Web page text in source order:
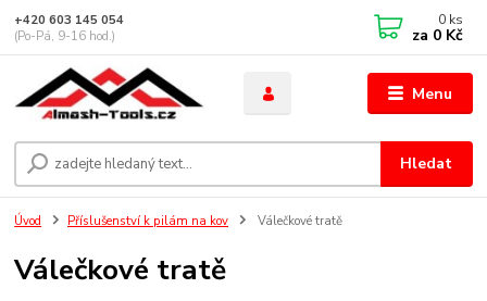
Menu
Hledat
+420 603 145 054
(Po-Pá, 9-16 hod.)
0 ks
za 0 Kč
Úvod Příslušenství k pilám na kov Válečkové tratě
Válečkové tratě